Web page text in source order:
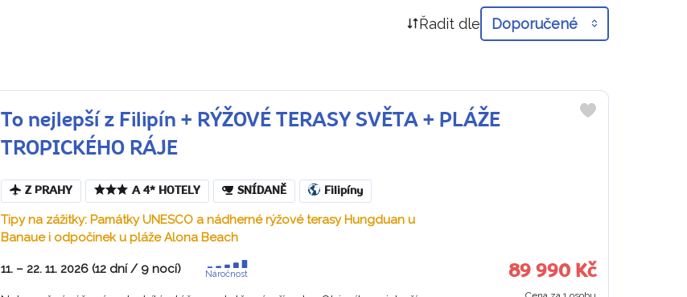
Řadit dle Doporučené
To nejlepší z Filipín + RÝŽOVÉ TERASY SVĚTA + PLÁŽE
TROPICKÉHO RÁJE
Z PRAHY A 4* HOTELY SNÍDANĚ Filipíny
Tipy na zážitky: Památky UNESCO a nádherné rýžové terasy Hungduan u
Banaue i odpočinek u pláže Alona Beach
11. – 22. 11. 2026 (12 dní / 9 nocí) Náročnost 89 990 Kč